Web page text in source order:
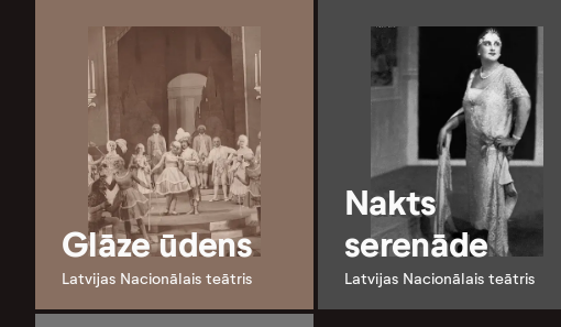
Glāze ūdens
Latvijas Nacionālais teātris
Nakts
serenāde
Latvijas Nacionālais teātris